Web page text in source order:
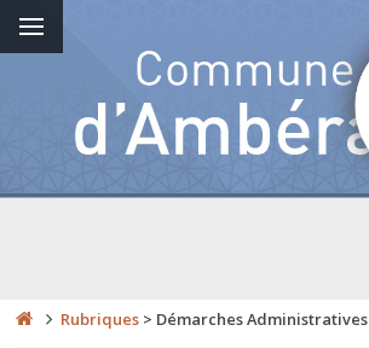
Rubriques > Démarches Administratives